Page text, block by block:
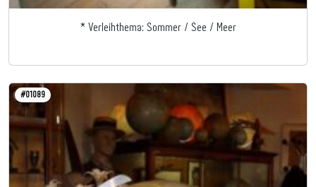
* Verleihthema: Sommer / See / Meer
#01089